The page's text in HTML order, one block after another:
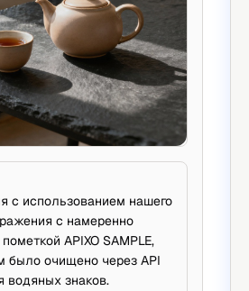
с использованием нашего
с намеренно
APIXO SAMPLE,
было очищено через API
водяных знаков.